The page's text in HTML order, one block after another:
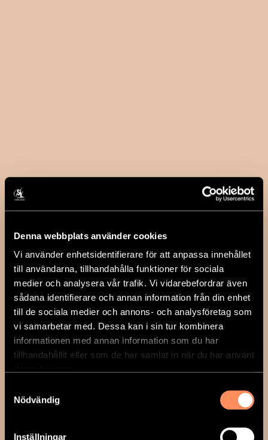
Denna webbplats använder cookies
Vi använder enhetsidentifierare för att anpassa innehållet
till användarna, tillhandahålla funktioner för sociala
medier och analysera vår trafik. Vi vidarebefordrar även
sådana identifierare och annan information från din enhet
till de sociala medier och annons- och analysföretag som
vi samarbetar med. Dessa kan i sin tur kombinera
informationen med annan information som du har
tillhandahållit eller som de har samlat in när du har använt
Nödvändig
Inställningar